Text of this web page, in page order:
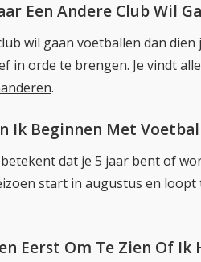
Een Andere Club Wil
wil gaan voetballen dan dien
in orde te brengen. Je vindt
.
Ik Beginnen Met
dat je 5 jaar bent of
start in augustus en loopt
Eerst Om Te Zien Of Ik